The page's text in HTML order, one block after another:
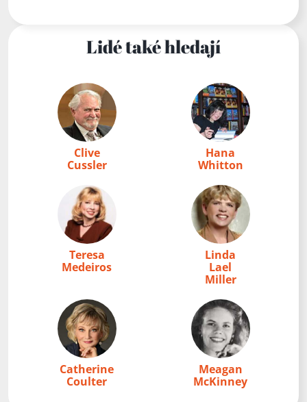
Lidé také hledají
Clive
Cussler
Hana
Whitton
Teresa
Medeiros
Linda
Lael
Miller
Catherine
Coulter
Meagan
McKinney